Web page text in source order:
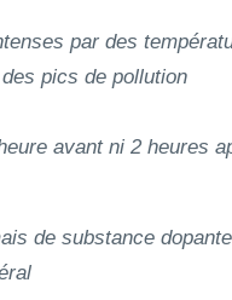
par des
pics de pollution
avant ni 2 heures
de substance